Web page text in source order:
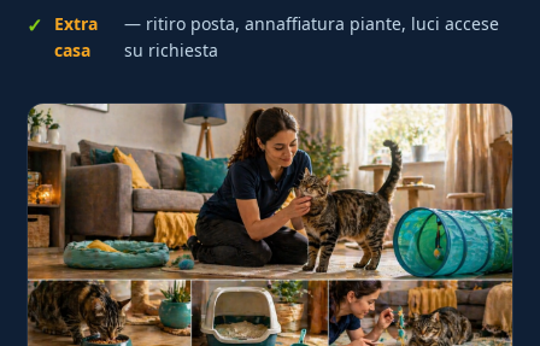
Extra
casa
— ritiro posta, annaffiatura piante, luci accese
su richiesta